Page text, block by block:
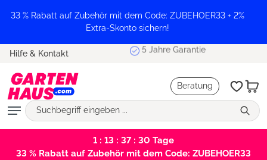
springen
33 % Rabatt auf Zubehör mit dem Code: ZUBEHOER33 + 2%
Extra-Skonto sichern!
Hilfe & Kontakt 5 Jahre Garantie
Beratung
1 : 13 : 37 : 30 Tage
33 % Rabatt auf Zubehör mit dem Code: ZUBEHOER33